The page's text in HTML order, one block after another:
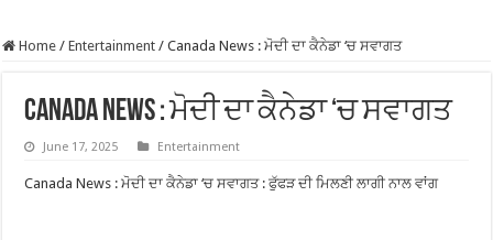
Home / Entertainment / Canada News : ਮੋਦੀ ਦਾ ਕੈਨੇਡਾ ‘ਚ ਸਵਾਗਤ
Canada News : ਮੋਦੀ ਦਾ ਕੈਨੇਡਾ ‘ਚ ਸਵਾਗਤ
June 17, 2025 Entertainment
Canada News : ਮੋਦੀ ਦਾ ਕੈਨੇਡਾ ‘ਚ ਸਵਾਗਤ : ਫੁੱਫੜ ਦੀ ਮਿਲਣੀ ਲਾਗੀ ਨਾਲ ਵਾਂਗ